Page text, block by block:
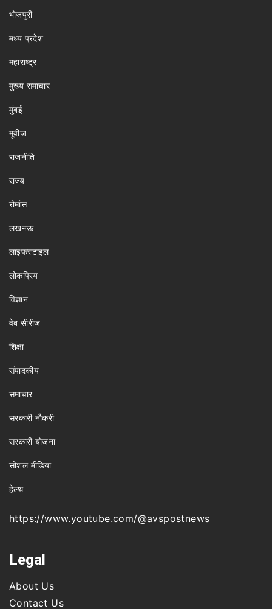
भोजपुरी
मध्य प्रदेश
महाराष्ट्र
मुख्य समाचार
मुंबई
मूवीज
राजनीति
राज्य
रोमांस
लखनऊ
लाइफस्टाइल
लोकप्रिय
विज्ञान
वेब सीरीज
शिक्षा
संपादकीय
समाचार
सरकारी नौकरी
सरकारी योजना
सोशल मीडिया
हेल्थ
https://www.youtube.com/@avspostnews
Legal
About Us
Contact Us